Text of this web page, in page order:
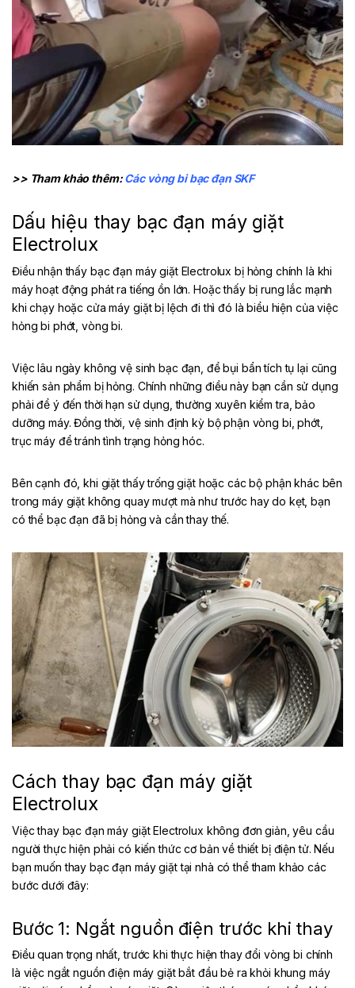
>> Tham khảo thêm: Các vòng bi bạc đạn SKF
Dấu hiệu thay bạc đạn máy giặt
Electrolux
Điều nhận thấy bạc đạn máy giặt Electrolux bị hỏng chính là khi
máy hoạt động phát ra tiếng ồn lớn. Hoặc thấy bị rung lắc mạnh
khi chạy hoặc cửa máy giặt bị lệch đi thì đó là biểu hiện của việc
hỏng bi phớt, vòng bi.
Việc lâu ngày không vệ sinh bạc đạn, để bụi bẩn tích tụ lại cũng
khiến sản phẩm bị hỏng. Chính những điều này bạn cần sử dụng
phải để ý đến thời hạn sử dụng, thường xuyên kiểm tra, bảo
dưỡng máy. Đồng thời, vệ sinh định kỳ bộ phận vòng bi, phớt,
trục máy để tránh tình trạng hỏng hóc.
Bên cạnh đó, khi giặt thấy trống giặt hoặc các bộ phận khác bên
trong máy giặt không quay mượt mà như trước hay do kẹt, bạn
có thể bạc đạn đã bị hỏng và cần thay thế.
Cách thay bạc đạn máy giặt
Electrolux
Việc thay bạc đạn máy giặt Electrolux không đơn giản, yêu cầu
người thực hiện phải có kiến thức cơ bản về thiết bị điện tử. Nếu
bạn muốn thay bạc đạn máy giặt tại nhà có thể tham khảo các
bước dưới đây:
Bước 1: Ngắt nguồn điện trước khi thay
Điều quan trọng nhất, trước khi thực hiện thay đổi vòng bi chính
là việc ngắt nguồn điện máy giặt bắt đầu bẻ ra khỏi khung máy